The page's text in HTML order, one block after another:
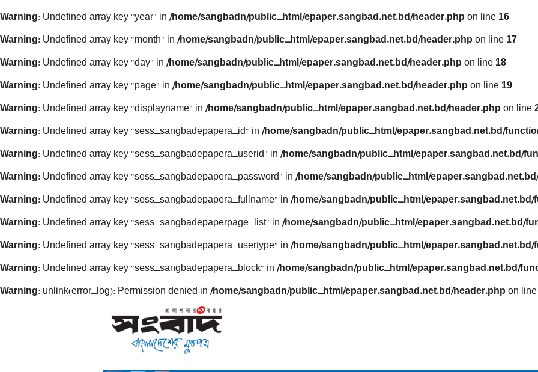
Warning: Undefined array key "year" in /home/sangbadn/public_html/epaper.sangbad.net.bd/header.php on line 16
Warning: Undefined array key "month" in /home/sangbadn/public_html/epaper.sangbad.net.bd/header.php on line 17
Warning: Undefined array key "day" in /home/sangbadn/public_html/epaper.sangbad.net.bd/header.php on line 18
Warning: Undefined array key "page" in /home/sangbadn/public_html/epaper.sangbad.net.bd/header.php on line 19
Warning: Undefined array key "displayname" in /home/sangbadn/public_html/epaper.sangbad.net.bd/header.php on line
Warning: Undefined array key "sess_sangbadepapera_id" in /home/sangbadn/public_html/epaper.sangbad.net.bd/
Warning: Undefined array key "sess_sangbadepapera_userid" in /home/sangbadn/public_html/epaper.sangbad.net.bd/
Warning: Undefined array key "sess_sangbadepapera_password" in /home/sangbadn/public_html/
Warning: Undefined array key "sess_sangbadepapera_fullname" in /home/sangbadn/public_html/
Warning: Undefined array key "sess_sangbadepaperpage_list" in /home/sangbadn/public_html/epaper.sangbad.net.bd/
Warning: Undefined array key "sess_sangbadepapera_usertype" in /home/sangbadn/public_html/
Warning: Undefined array key "sess_sangbadepapera_block" in /home/sangbadn/public_html/epaper.sangbad.net.bd/
Warning: unlink(error_log): Permission denied in /home/sangbadn/public_html/epaper.sangbad.net.bd/header.php on line